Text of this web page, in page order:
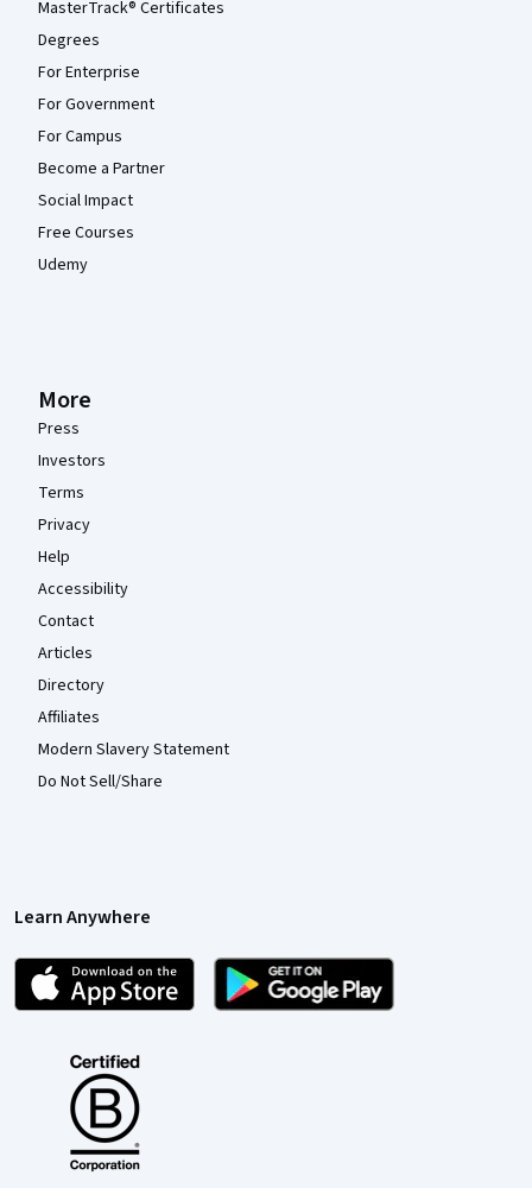
MasterTrack® Certificates
Degrees
For Enterprise
For Government
For Campus
Become a Partner
Social Impact
Free Courses
Udemy
More
Press
Investors
Terms
Privacy
Help
Accessibility
Contact
Articles
Directory
Affiliates
Modern Slavery Statement
Do Not Sell/Share
Learn Anywhere